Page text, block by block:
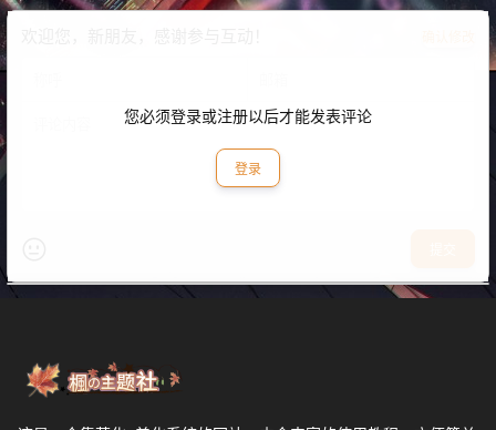
您必须登录或注册以后才能发表评论
登录